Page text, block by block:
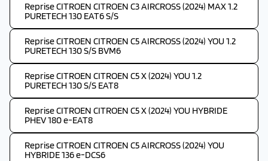
Reprise CITROEN CITROEN C3 AIRCROSS (2024) MAX 1.2
PURETECH 130 EAT6 S/S
Reprise CITROEN CITROEN C5 AIRCROSS (2024) YOU 1.2
PURETECH 130 S/S BVM6
Reprise CITROEN CITROEN C5 X (2024) YOU 1.2
PURETECH 130 S/S EAT8
Reprise CITROEN CITROEN C5 X (2024) YOU HYBRIDE
PHEV 180 e-EAT8
Reprise CITROEN CITROEN C5 AIRCROSS (2024) YOU
HYBRIDE 136 e-DCS6